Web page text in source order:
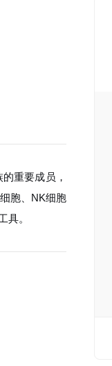
的重要成员，
胞、NK细胞
具。